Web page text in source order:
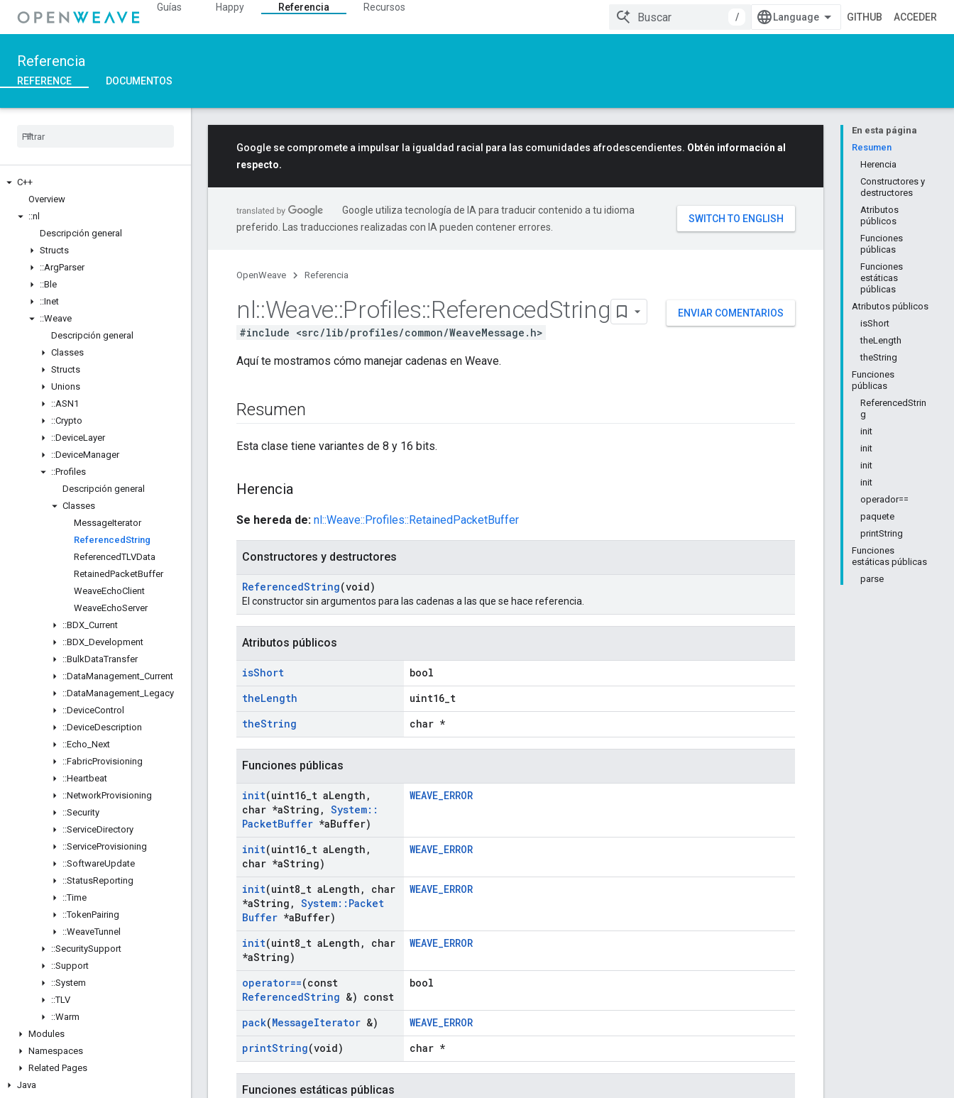
Guías Happy Referencia
Recursos
/
GITHUB ACCEDER
Referencia
REFERENCE DOCUMENTOS
C++
Overview
::nl
Descripción general
Structs
::ArgParser
::Ble
::Inet
::Weave
Descripción general
Classes
Structs
Unions
::ASN1
::Crypto
::DeviceLayer
::DeviceManager
::Profiles
Descripción general
Classes
MessageIterator
ReferencedString
ReferencedTLVData
RetainedPacketBuffer
WeaveEchoClient
WeaveEchoServer
::BDX Current
::BDX Development
::BulkDataTransfer
::DataManagement Current
::DataManagement Legacy
::DeviceControl
::DeviceDescription
::Echo Next
::FabricProvisioning
::Heartbeat
::NetworkProvisioning
::Security
::ServiceDirectory
::ServiceProvisioning
::SoftwareUpdate
::StatusReporting
::Time
::TokenPairing
::WeaveTunnel
::SecuritySupport
::Support
::System
::TLV
::Warm
Modules
Namespaces
Related Pages
Java
En esta página
Resumen
Herencia
Constructores y
destructores
Atributos
públicos
Funciones
públicas
Funciones
estáticas
públicas
Atributos públicos
isShort
theLength
theString
Funciones
públicas
ReferencedStrin
g
init
init
init
init
operador==
paquete
printString
Funciones
estáticas públicas
parse
Google se compromete a impulsar la igualdad racial para las comunidades afrodescendientes. Obtén información al
respecto.
Google utiliza tecnología de IA para traducir contenido a tu idioma
preferido. Las traducciones realizadas con IA pueden contener errores.
OpenWeave Referencia
ENVIAR COMENTARIOS
nl::Weave::Profiles::ReferencedString
#include <src/lib/profiles/common/WeaveMessage.h>
Aquí te mostramos cómo manejar cadenas en Weave.
Resumen
Esta clase tiene variantes de 8 y 16 bits.
Herencia
Se hereda de: nl::Weave::Profiles::RetainedPacketBuffer
Constructores y destructores
ReferencedString(void)
El constructor sin argumentos para las cadenas a las que se hace referencia.
Atributos públicos
isShort
bool
theLength
uint16_t
theString char *
Funciones públicas
init(uint16 t aLength ,
char *aString , System::
PacketBuffer *aBuffer)
WEAVE_ERROR
init(uint16 t aLength ,
char *aString)
WEAVE_ERROR
init(uint8 t aLength ,
char
*aString , System:: Packet
Buffer *aBuffer)
WEAVE_ERROR
init(uint8 t aLength ,
char
*aString)
WEAVE_ERROR
operator==(const
ReferencedString &) const
bool
pack(MessageIterator &)
WEAVE_ERROR
printString(void) char *
Funciones estáticas públicas